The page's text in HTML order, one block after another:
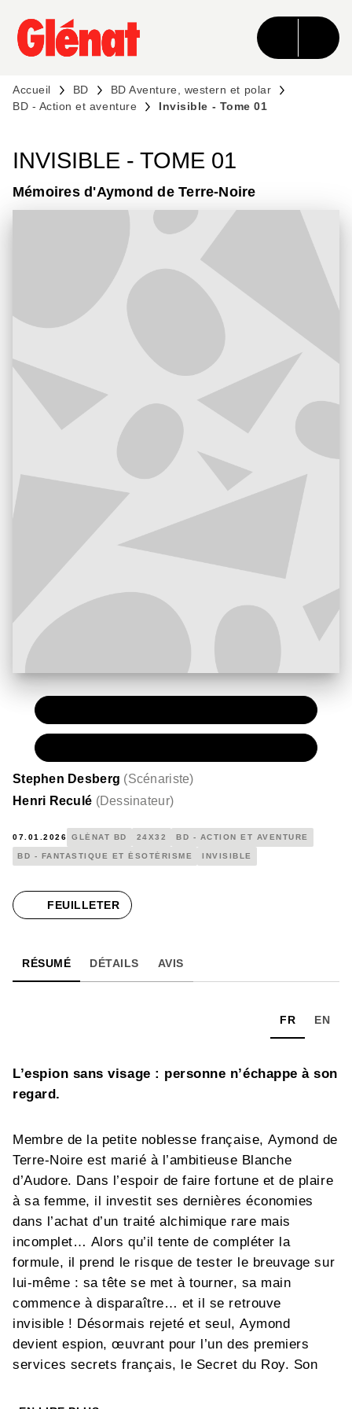
MENU RECHERCHE CONTENU
PIED DE PAGE
Accueil BD
BD Aventure, western et polar
BD - Action et aventure
Invisible - Tome 01
INVISIBLE - TOME 01
Mémoires d'Aymond de Terre-Noire
Stephen Desberg (Scénariste)
Henri Reculé (Dessinateur)
07.01.2026 GLÉNAT BD 24X32 BD - ACTION ET AVENTURE
BD - FANTASTIQUE ET ÉSOTÉRISME INVISIBLE
FEUILLETER
RÉSUMÉ DÉTAILS AVIS
FR EN
L’espion sans visage : personne n’échappe à son
regard.
Membre de la petite noblesse française, Aymond de
Terre-Noire est marié à l’ambitieuse Blanche
d’Audore. Dans l’espoir de faire fortune et de plaire
à sa femme, il investit ses dernières économies
dans l’achat d’un traité alchimique rare mais
incomplet… Alors qu’il tente de compléter la
formule, il prend le risque de tester le breuvage sur
lui-même : sa tête se met à tourner, sa main
commence à disparaître… et il se retrouve
invisible ! Désormais rejeté et seul, Aymond
devient espion, œuvrant pour l’un des premiers
services secrets français, le Secret du Roy. Son
lui faut impressionner, et de disparaître sans trace